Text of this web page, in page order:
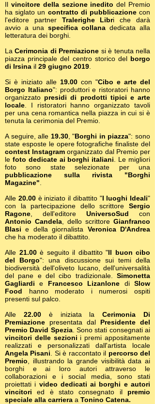
Il vincitore della sezione inedito del Premio
ha siglato un contratto di pubblicazionecon
l'editore partner Tralerighe Libri che darà
avvio a una specifica collana dedicata alla
letteratura dei borghi.
LaCerimonia di Premiazione si è tenuta nella
piazza principale del centro storico del borgo
di Irsina il 29 giugno 2019
Si è iniziato alle 19.00 con "Cibo e arte del
Borgo Italiano": produttori e ristoratori hanno
organizzato presidi di prodotti tipici e arte
locale . I ristoratori hanno organizzato tavoli
per una cena romantica nella piazza in cui si è
tenuta la cerimonia del Premio.
A seguire, alle 19.30, "Borghi in piazza": sono
state esposte le opere fotografiche finaliste del
contest Instagram organizzato dal Premio per
le foto dedicate ai borghi italiani . Le migliori
foto sono state selezionate per una
pubblicazione sulla rivista "Borghi
Magazine"
Alle 20.00è iniziato il dibattito "I luoghi Ideali"
con la partecipazione dello scrittore Sergio
Ragone , dell'editore UniversoSud con
Antonio Candela , dello scrittore Gianfranco
Blasi e della giornalista Veronica D'Andrea
che ha moderato il dibattito.
Alle 21.00è seguito il dibattito "Il buon cibo
del Borgo": una discussione sui temi della
biodiversità dell'oliveto lucano, dell'universalità
del pane e del cibo tradizionale. Simonetta
Gagliardi e Francesco Lizanlone diSlow
Food hanno moderato i numerosi ospiti
presenti sul palco.
Alle 22.00è iniziata laCerimonia Di
Premiazione presentata dal Presidente del
Premio David Spezia. Sono stati consegnati ai
vincitori delle sezioni i premi appositamente
realizzati e personalizzati dall'artista locale
Angela Pisani . Si è raccontato il percorso del
Premio , illustrando la grande visibilità data ai
borghi e ai loro autori attraverso le
collaborazioni e i social media, sono stati
proiettati i video dedicati ai borghi e autori
vincitori ed è stato consegnato il premio
speciale alla carriera a Tonino Catena.